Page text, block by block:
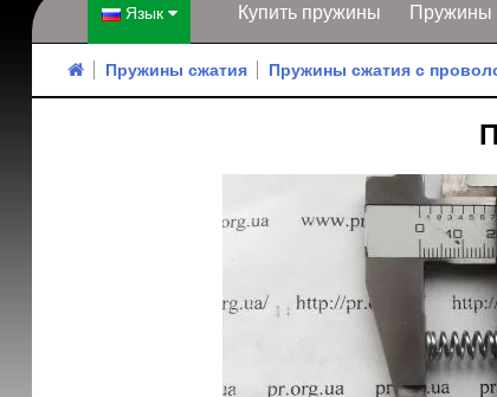
Купить пружины Пружины
Язык
Пружины сжатия Пружины сжатия с